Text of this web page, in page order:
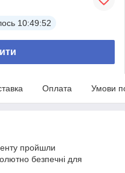
10:49:52
Оплата Умови
пройшли
безпечні для